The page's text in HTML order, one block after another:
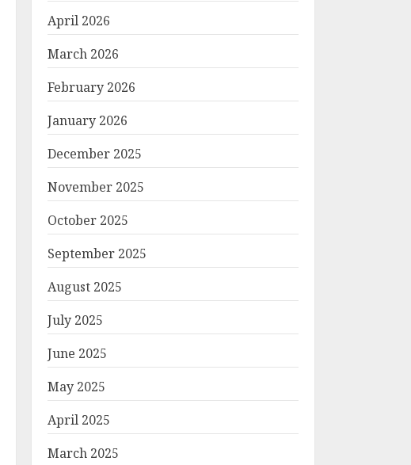
April 2026
March 2026
February 2026
January 2026
December 2025
November 2025
October 2025
September 2025
August 2025
July 2025
June 2025
May 2025
April 2025
March 2025